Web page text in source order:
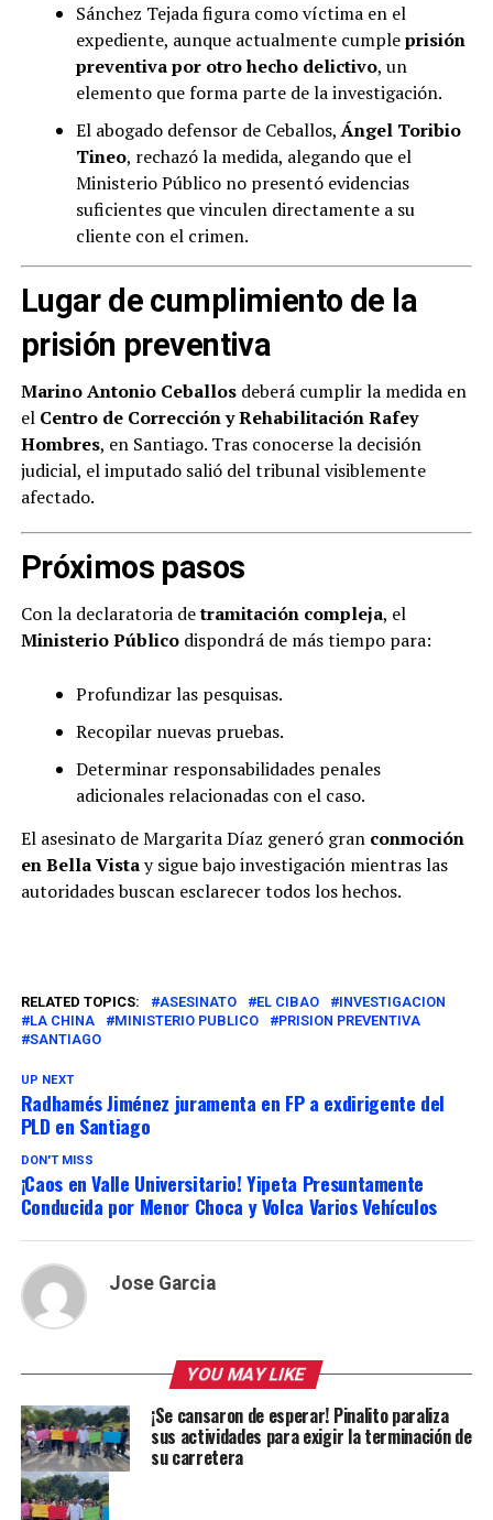
Sánchez Tejada figura como víctima en el
expediente, aunque actualmente cumpleprisión
preventiva por otro hecho delictivo, un
elemento que forma parte de la investigación.
El abogado defensor de Ceballos,Ángel Toribio
Tineo, rechazó la medida, alegando que el
Ministerio Público no presentó evidencias
suficientes que vinculen directamente a su
cliente con el crimen.
Lugar de cumplimiento de la
prisión preventiva
Marino Antonio Ceballosdeberá cumplir la medida en
el Centro de Corrección y Rehabilitación Rafey
Hombres, en Santiago. Tras conocerse la decisión
judicial, el imputado salió del tribunal visiblemente
afectado.
Próximos pasos
Con la declaratoria detramitación compleja, el
Ministerio Públicodispondrá de más tiempo para:
Profundizar las pesquisas.
Recopilar nuevas pruebas.
Determinar responsabilidades penales
adicionales relacionadas con el caso.
El asesinato de Margarita Díaz generó gran conmoción
en Bella Vistay sigue bajo investigación mientras las
autoridades buscan esclarecer todos los hechos.
RELATED TOPICS: ASESINATO EL CIBAO
INVESTIGACION
LA CHINA
MINISTERIO PUBLICO
PRISION PREVENTIVA
SANTIAGO
UP NEXT
Radhamés Jiménez juramenta en FP a exdirigente del
PLD en Santiago
DON'T MISS
¡Caos en Valle Universitario! Yipeta Presuntamente
Conducida por Menor Choca y Volca Varios Vehículos
Jose Garcia
YOU MAY LIKE
¡Se cansaron de esperar! Pinalito paraliza
sus actividades para exigir la terminación de
su carretera